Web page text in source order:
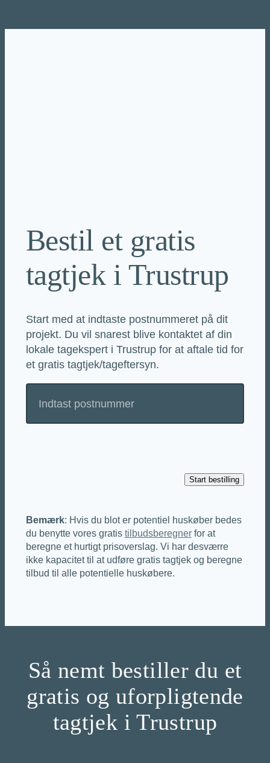
til
Bestil et gratis
tagtjek i Trustrup
Start med at indtaste postnummeret på dit
projekt. Du vil snarest blive kontaktet af din
lokale tagekspert i Trustrup for at aftale tid for
et gratis tagtjek/tageftersyn.
Bemærk: Hvis du blot er potentiel huskøber bedes
du benytte vores gratis tilbudsberegnerfor at
beregne et hurtigt prisoverslag. Vi har desværre
ikke kapacitet til at udføre gratis tagtjek og beregne
tilbud til alle potentielle huskøbere.
Så nemt bestiller du et
gratis og uforpligtende
tagtjek i Trustrup